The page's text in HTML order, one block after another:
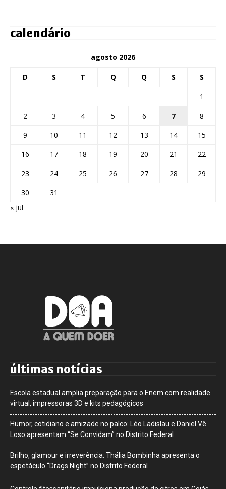
calendário
agosto 2026
D S T Q Q S S
1
2
3 4 5 6 7
8
9
10 11 12 13 14
15
16
17 18 19 20 21
22
23
24 25 26 27 28
29
30
31
« jul
últimas notícias
Escola estadual amplia preparação para o Enem com realidade
virtual, impressoras 3D e kits pedagógicos
Humor, cotidiano e amizade no palco: Léo Ladislau e Daniel Vê
Loso apresentam “Se Convidam” no Distrito Federal
Brilho, glamour e irreverência: Thália Bombinha apresenta o
espetáculo “Drags Night” no Distrito Federal